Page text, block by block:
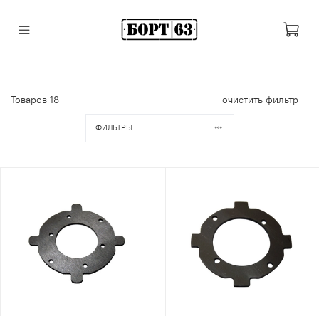
Товаров 18 очистить фильтр
ФИЛЬТРЫ